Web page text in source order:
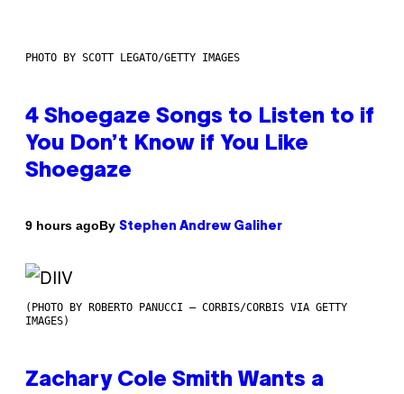
PHOTO BY SCOTT LEGATO/GETTY IMAGES
4 Shoegaze Songs to Listen to if
You Don’t Know if You Like
Shoegaze
9 hours agoBy Stephen Andrew Galiher
(PHOTO BY ROBERTO PANUCCI – CORBIS/CORBIS VIA GETTY
IMAGES)
Zachary Cole Smith Wants a